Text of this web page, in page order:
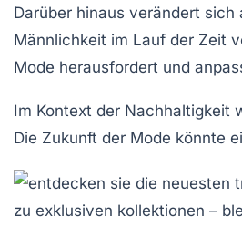
Darüber hinaus verändert sich
Männlichkeit im Lauf der Zeit
Mode herausfordert und
Im Kontext der Nachhaltigkeit
Die Zukunft der Mode könnte